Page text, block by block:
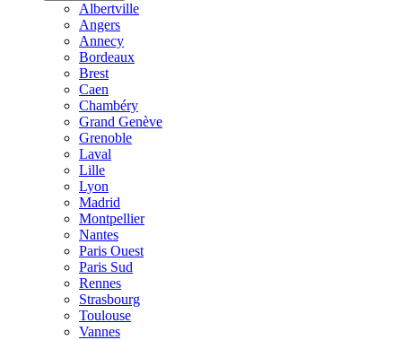
Albertville
Angers
Annecy
Bordeaux
Brest
Caen
Chambéry
Grand Genève
Grenoble
Laval
Lille
Lyon
Madrid
Montpellier
Nantes
Paris Ouest
Paris Sud
Rennes
Strasbourg
Toulouse
Vannes